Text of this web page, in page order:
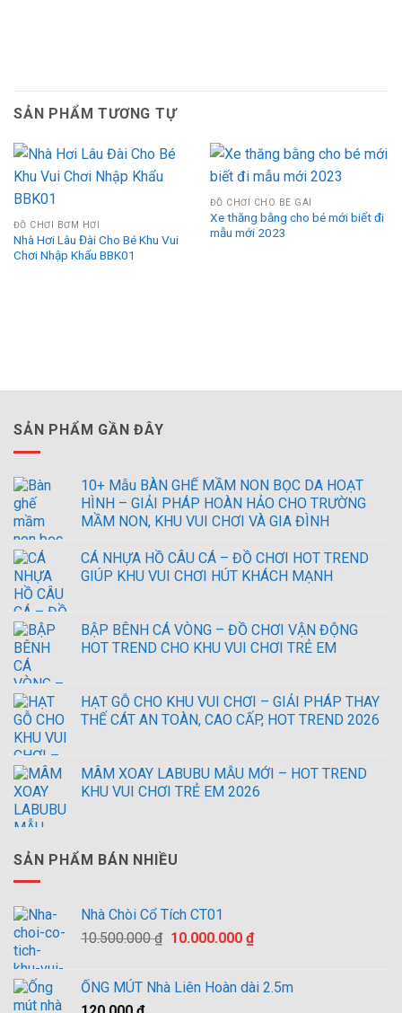
SẢN PHẨM TƯƠNG TỰ
ĐỒ CHƠI BƠM HƠI
Nhà Hơi Lâu Đài Cho Bé Khu Vui
Chơi Nhập Khẩu BBK01
ĐỒ CHƠI CHO BÉ GÁI
Xe thăng bằng cho bé mới biết đi
mẫu mới 2023
SẢN PHẨM GẦN ĐÂY
10+ Mẫu BÀN GHẾ MẦM NON BỌC DA HOẠT
HÌNH – GIẢI PHÁP HOÀN HẢO CHO TRƯỜNG
MẦM NON, KHU VUI CHƠI VÀ GIA ĐÌNH
CÁ NHỰA HỒ CÂU CÁ – ĐỒ CHƠI HOT TREND
GIÚP KHU VUI CHƠI HÚT KHÁCH MẠNH
BẬP BÊNH CÁ VÒNG – ĐỒ CHƠI VẬN ĐỘNG
HOT TREND CHO KHU VUI CHƠI TRẺ EM
HẠT GỖ CHO KHU VUI CHƠI – GIẢI PHÁP THAY
THẾ CÁT AN TOÀN, CAO CẤP, HOT TREND 2026
MÂM XOAY LABUBU MẪU MỚI – HOT TREND
KHU VUI CHƠI TRẺ EM 2026
SẢN PHẨM BÁN NHIỀU
Nhà Chòi Cổ Tích CT01
10.500.000₫ Giá
10.500.000 ₫.
10.000.000 ₫Giá
là:
ỐNG MÚT Nhà Liên Hoàn dài 2.5m